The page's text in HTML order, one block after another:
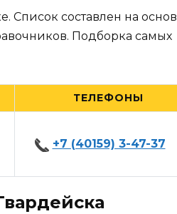
Список составлен на
Подборка самых
ТЕЛЕФОНЫ
+7 (40159) 3-47-37